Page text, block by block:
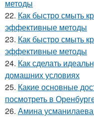
методы
22. Как быстро смыть
эффективные методы
23. Как быстро смыть
эффективные методы
24. Как сделать
домашних условиях
25. Какие основные
посмотреть в
26. Амина усманилаева